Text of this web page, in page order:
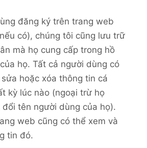
đăng ký trên trang web
có), chúng tôi cũng lưu trữ
mà họ cung cấp trong hồ
họ. Tất cả người dùng có
hoặc xóa thông tin cá
kỳ lúc nào (ngoại trừ họ
tên người dùng của họ).
web cũng có thể xem và
tin đó.